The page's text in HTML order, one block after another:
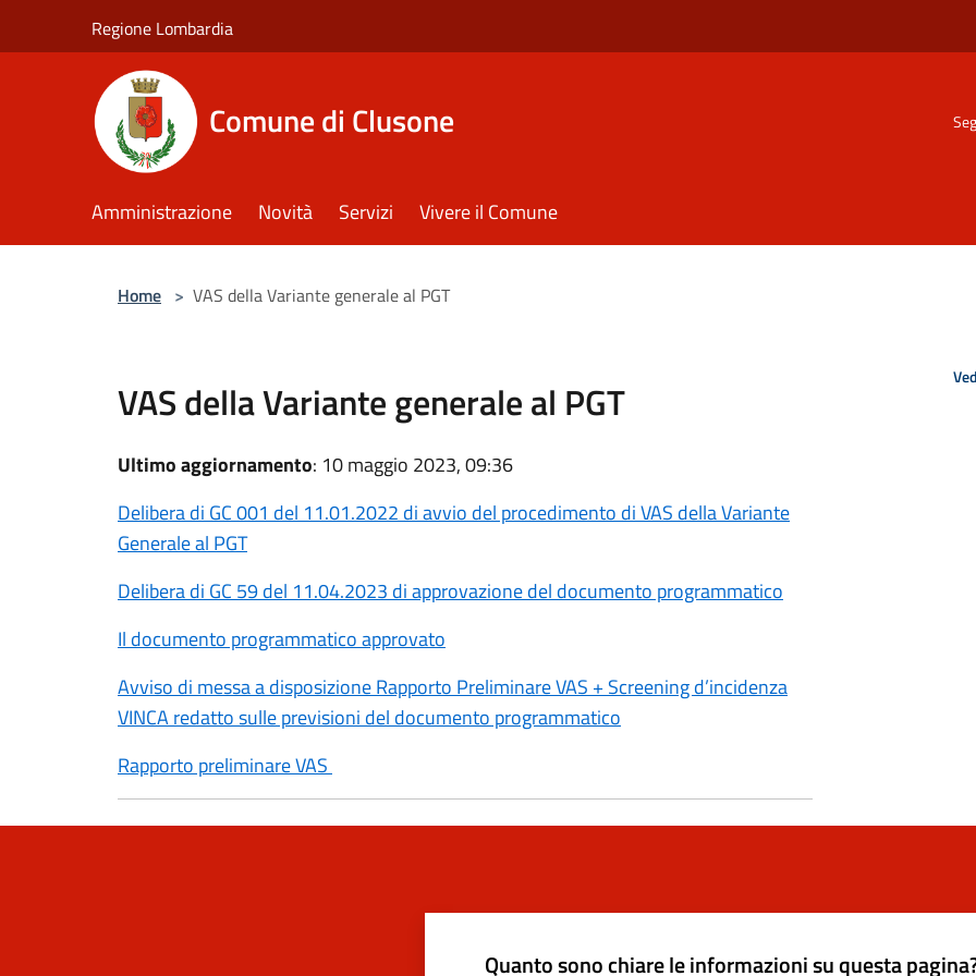
Regione Lombardia
Comune di Clusone
Amministrazione Novità Servizi Vivere il Comune
Home > VAS della Variante generale al PGT
VAS della Variante generale al PGT
Ultimo aggiornamento: 10 maggio 2023, 09:36
Delibera di GC 001 del 11.01.2022 di avvio del procedimento di VAS della Variante
Generale al PGT
Delibera di GC 59 del 11.04.2023 di approvazione del documento programmatico
Il documento programmatico approvato
Avviso di messa a disposizione Rapporto Preliminare VAS + Screening d’incidenza
VINCA redatto sulle previsioni del documento programmatico
Rapporto preliminare VAS
Quanto sono chiare le informazioni su questa